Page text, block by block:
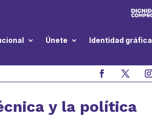
Únete Identidad gráfica
y la política